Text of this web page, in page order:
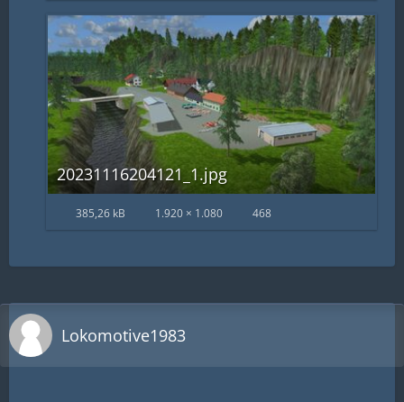
20231116204121_1.jpg
385,26 kB 1.920 × 1.080 468
Lokomotive1983